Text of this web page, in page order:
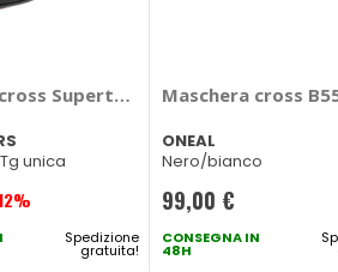
Supertech Corp Absolute Vision
unica
Spedizione
gratuita!
Maschera cross B55
ONEAL
Nero/bianco
99,00 €
CONSEGNA IN
48H